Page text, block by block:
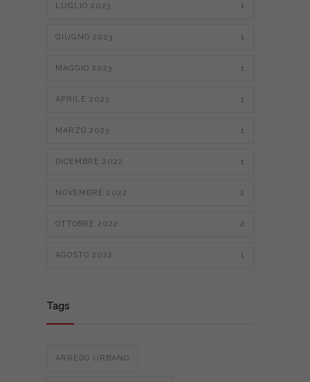
LUGLIO 2023 1
GIUGNO 2023 1
MAGGIO 2023 1
APRILE 2023 1
MARZO 2023 1
DICEMBRE 2022 1
NOVEMBRE 2022 2
OTTOBRE 2022 2
AGOSTO 2022 1
Tags
ARREDO URBANO